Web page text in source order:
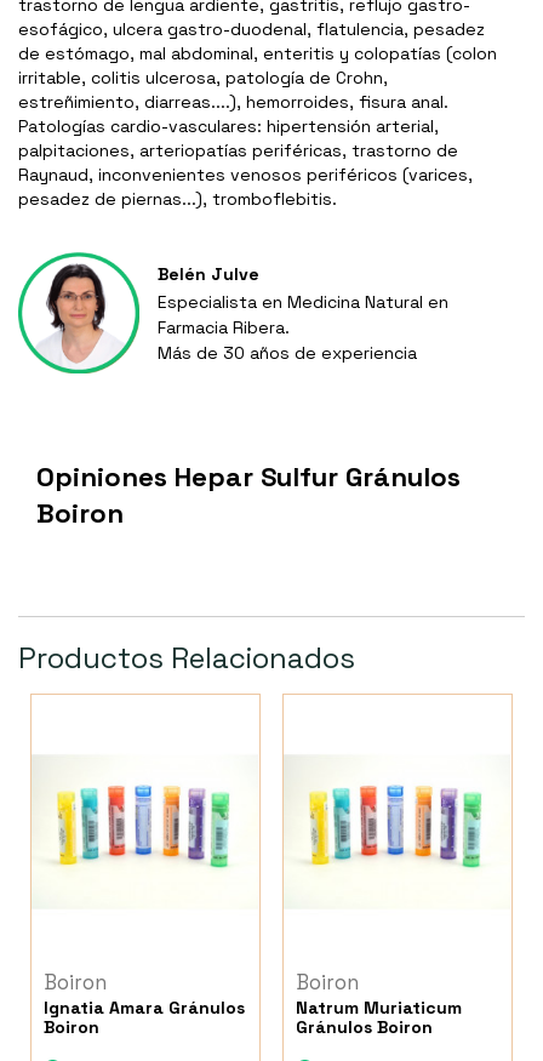
trastorno de lengua ardiente, gastritis, reflujo gastro-
esofágico, ulcera gastro-duodenal, flatulencia, pesadez
de estómago, mal abdominal, enteritis y colopatías (colon
irritable, colitis ulcerosa, patología de Crohn,
estreñimiento, diarreas....), hemorroides, fisura anal.
Patologías cardio-vasculares: hipertensión arterial,
palpitaciones, arteriopatías periféricas, trastorno de
Raynaud, inconvenientes venosos periféricos (varices,
pesadez de piernas...), tromboflebitis.
Belén Julve
Especialista en Medicina Natural en
Farmacia Ribera.
Más de 30 años de experiencia
Opiniones Hepar Sulfur Gránulos
Boiron
Productos Relacionados
Boiron
Ignatia Amara Gránulos
Boiron
Boiron
Natrum Muriaticum
Gránulos Boiron